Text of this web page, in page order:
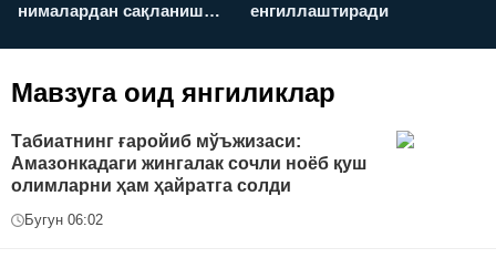
нималардан сақланиш
енгиллаштиради
Мавзуга оид янгиликлар
Табиатнинг ғаройиб мўъжизаси:
Амазонкадаги жингалак сочли ноёб қуш
олимларни ҳам ҳайратга солди
Бугун 06:02